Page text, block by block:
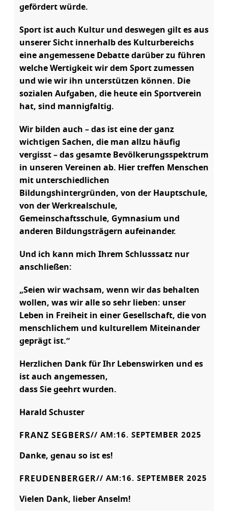
gefördert würde.
Sport ist auch Kultur und deswegen gilt es aus
unserer Sicht innerhalb des Kulturbereichs
eine angemessene Debatte darüber zu führen
welche Wertigkeit wir dem Sport zumessen
und wie wir ihn unterstützen können. Die
sozialen Aufgaben, die heute ein Sportverein
hat, sind mannigfaltig.
Wir bilden auch – das ist eine der ganz
wichtigen Sachen, die man allzu häufig
vergisst – das gesamte Bevölkerungsspektrum
in unseren Vereinen ab. Hier treffen Menschen
mit unterschiedlichen
Bildungshintergründen, von der Hauptschule,
von der Werkrealschule,
Gemeinschaftsschule, Gymnasium und
anderen Bildungsträgern aufeinander.
Und ich kann mich Ihrem Schlusssatz nur
anschließen:
„Seien wir wachsam, wenn wir das behalten
wollen, was wir alle so sehr lieben: unser
Leben in Freiheit in einer Gesellschaft, die von
menschlichem und kulturellem Miteinander
geprägt ist.“
Herzlichen Dank für Ihr Lebenswirken und es
ist auch angemessen,
dass Sie geehrt wurden.
Harald Schuster
FRANZ SEGBERS// AM:16. SEPTEMBER 2025
Danke, genau so ist es!
FREUDENBERGER// AM:16. SEPTEMBER 2025
Vielen Dank, lieber Anselm!